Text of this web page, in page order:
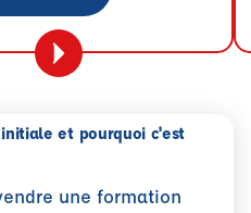
et pourquoi c'est
une formation